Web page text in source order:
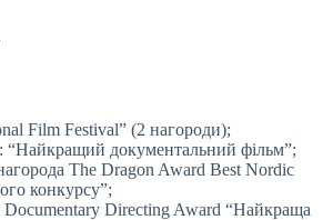
Film Festival” (2 нагороди);
“Найкращий документальний фільм”;
The Dragon Award Best Nordic
конкурсу”;
Directing Award “Найкраща